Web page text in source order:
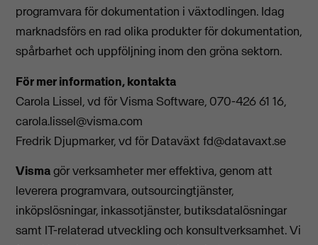
programvara för dokumentation i växtodlingen. Idag
marknadsförs en rad olika produkter för dokumentation,
spårbarhet och uppföljning inom den gröna sektorn.
För mer information, kontakta
Carola Lissel, vd för Visma Software, 070-426 61 16,
carola.lissel@visma.com
Fredrik Djupmarker, vd för Dataväxtfd@datavaxt.se
Vismagör verksamheter mer effektiva, genom att
leverera programvara, outsourcingtjänster,
inköpslösningar, inkassotjänster, butiksdatalösningar
samt IT-relaterad utveckling och konsultverksamhet. Vi